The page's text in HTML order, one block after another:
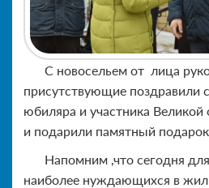
С новосельем от лица
присутствующие поздравили
юбиляра и участника Великой
и подарили памятный
Напомним ,что сегодня
наиболее нуждающихся в